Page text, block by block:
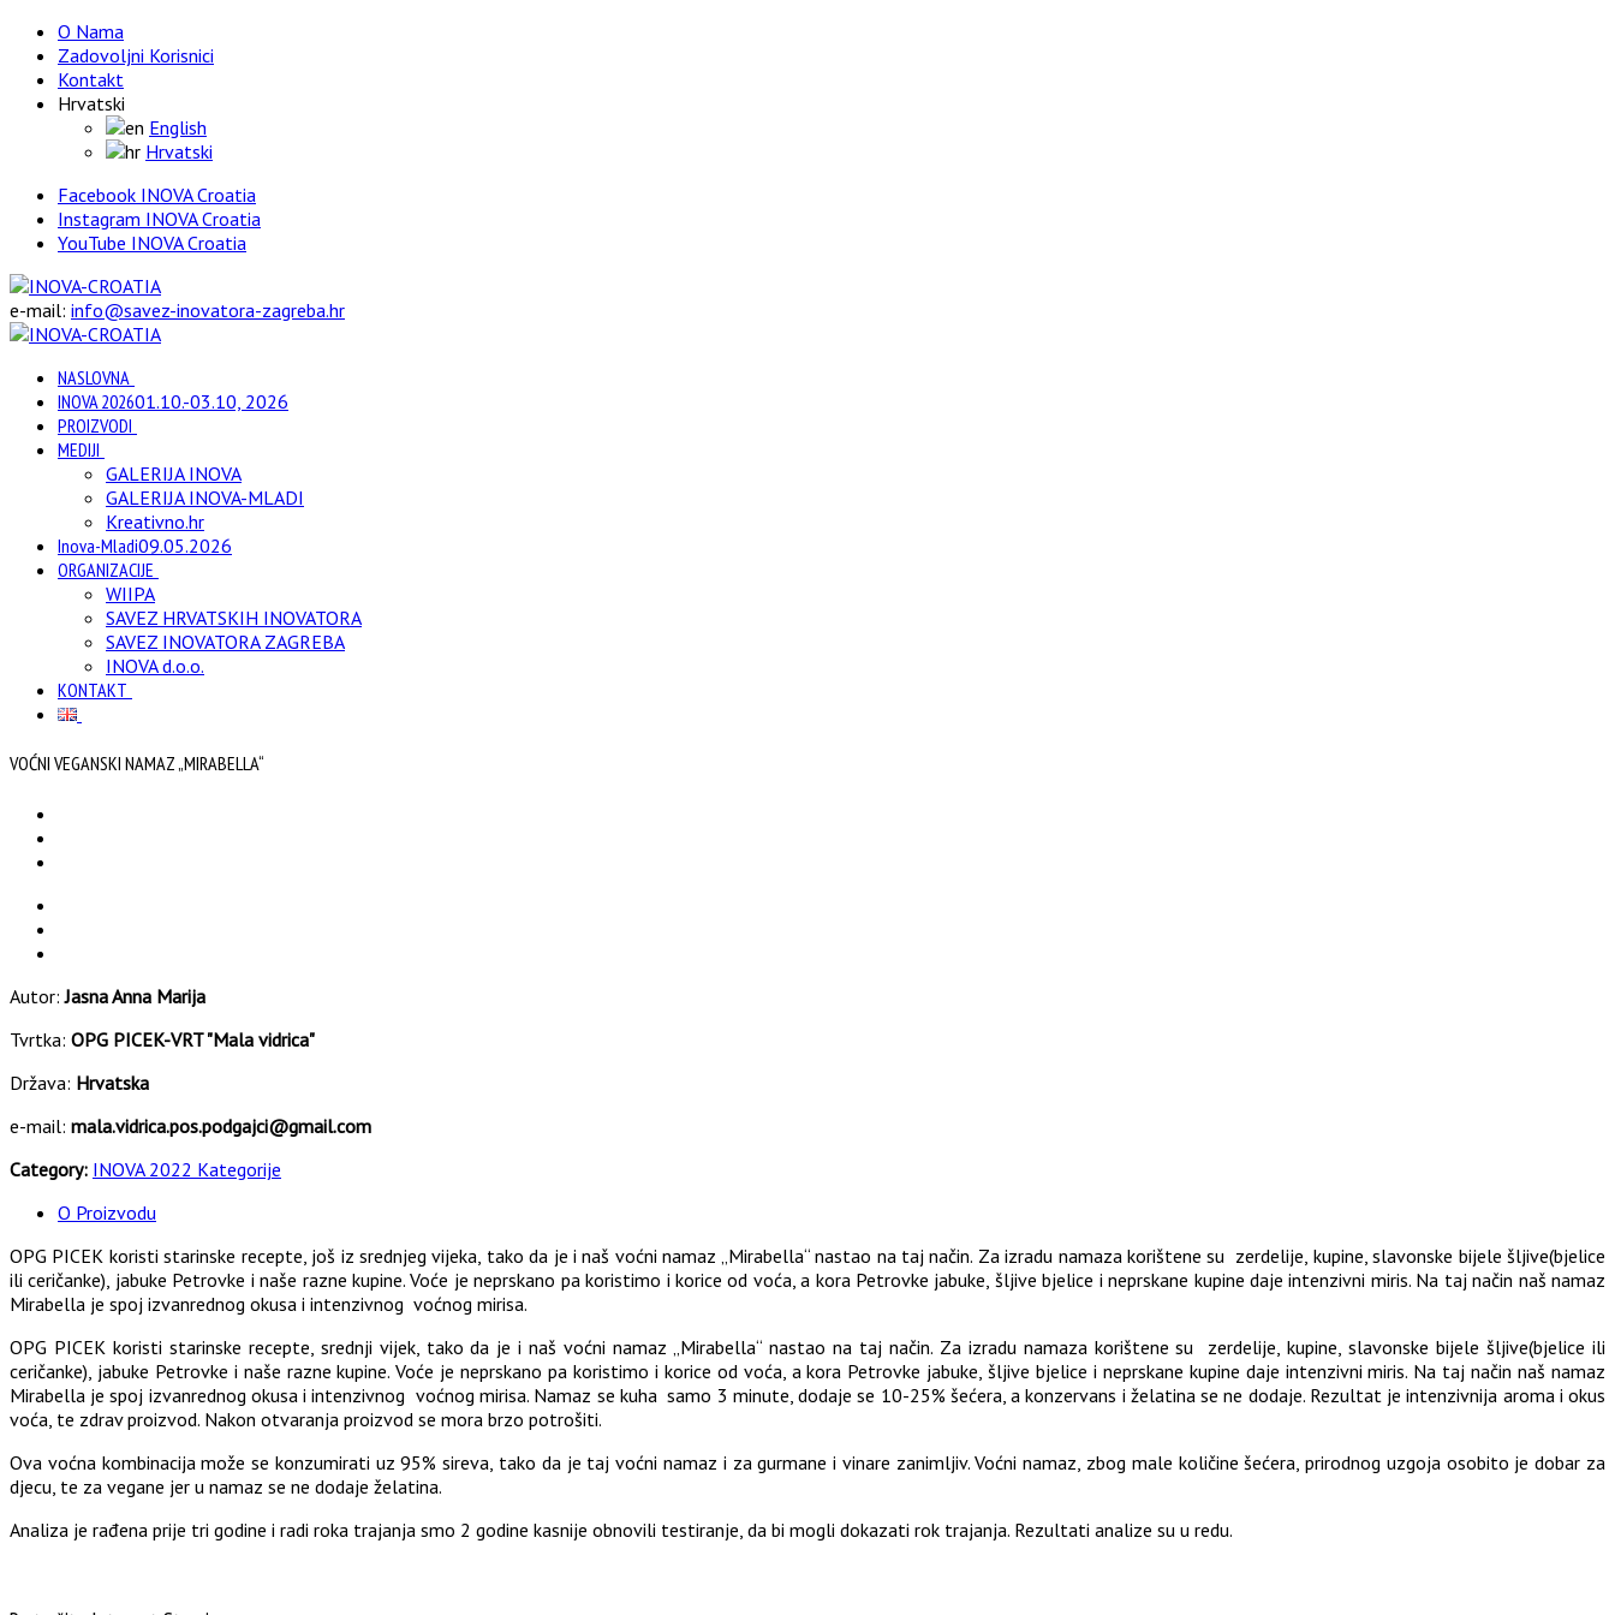
O Nama
Zadovoljni Korisnici
Kontakt
Hrvatski
English
Hrvatski
Facebook INOVA Croatia
Instagram INOVA Croatia
YouTube INOVA Croatia
e-mail: info@savez-inovatora-zagreba.hr
NASLOVNA
INOVA 202601.10.-03.10, 2026
PROIZVODI
MEDIJI
GALERIJA INOVA
GALERIJA INOVA-MLADI
Kreativno.hr
Inova-Mladi09.05.2026
ORGANIZACIJE
WIIPA
SAVEZ HRVATSKIH INOVATORA
SAVEZ INOVATORA ZAGREBA
INOVA d.o.o.
KONTAKT
VOĆNI VEGANSKI NAMAZ „MIRABELLA“
Autor:Jasna Anna Marija
Tvrtka: OPG PICEK-VRT "Mala vidrica"
Država: Hrvatska
e-mail: mala.vidrica.pos.podgajci@gmail.com
Category: INOVA 2022 Kategorije
O Proizvodu
OPG PICEK koristi starinske recepte, još iz srednjeg vijeka, tako da je i naš voćni namaz „Mirabella“ nastao na taj način. Za izradu namaza korištene su zerdelije, kupine, slavonske bijele šljive(bjelice
ili ceričanke), jabuke Petrovke i naše razne kupine. Voće je neprskano pa koristimo i korice od voća, a kora Petrovke jabuke, šljive bjelice i neprskane kupine daje intenzivni miris. Na taj način naš namaz
Mirabella je spoj izvanrednog okusa i intenzivnog voćnog mirisa.
OPG PICEK koristi starinske recepte, srednji vijek, tako da je i naš voćni namaz „Mirabella“ nastao na taj način. Za izradu namaza korištene su zerdelije, kupine, slavonske bijele šljive(bjelice ili
ceričanke), jabuke Petrovke i naše razne kupine. Voće je neprskano pa koristimo i korice od voća, a kora Petrovke jabuke, šljive bjelice i neprskane kupine daje intenzivni miris. Na taj način naš namaz
Mirabella je spoj izvanrednog okusa i intenzivnog voćnog mirisa. Namaz se kuha samo 3 minute, dodaje se 10-25% šećera, a konzervans i želatina se ne dodaje. Rezultat je intenzivnija aroma i okus
voća, te zdrav proizvod. Nakon otvaranja proizvod se mora brzo potrošiti.
Ova voćna kombinacija može se konzumirati uz 95% sireva, tako da je taj voćni namaz i za gurmane i vinare zanimljiv. Voćni namaz, zbog male količine šećera, prirodnog uzgoja osobito je dobar za
djecu, te za vegane jer u namaz se ne dodaje želatina.
Analiza je rađena prije tri godine i radi roka trajanja smo 2 godine kasnije obnovili testiranje, da bi mogli dokazati rok trajanja. Rezultati analize su u redu.